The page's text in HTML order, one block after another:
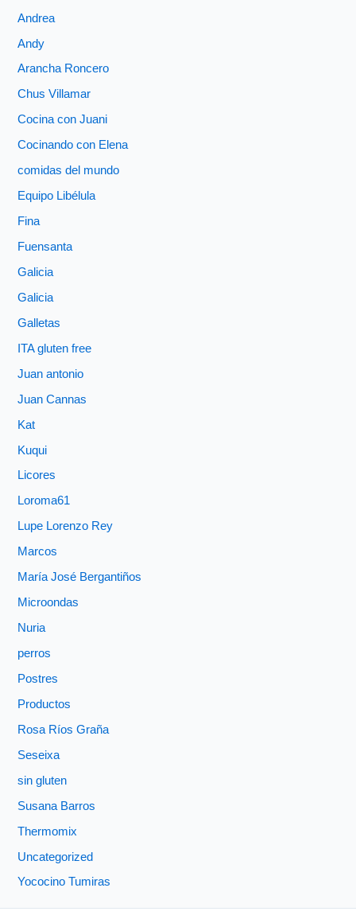
Andrea
Andy
Arancha Roncero
Chus Villamar
Cocina con Juani
Cocinando con Elena
comidas del mundo
Equipo Libélula
Fina
Fuensanta
Galicia
Galicia
Galletas
ITA gluten free
Juan antonio
Juan Cannas
Kat
Kuqui
Licores
Loroma61
Lupe Lorenzo Rey
Marcos
María José Bergantiños
Microondas
Nuria
perros
Postres
Productos
Rosa Ríos Graña
Seseixa
sin gluten
Susana Barros
Thermomix
Uncategorized
Yococino Tumiras